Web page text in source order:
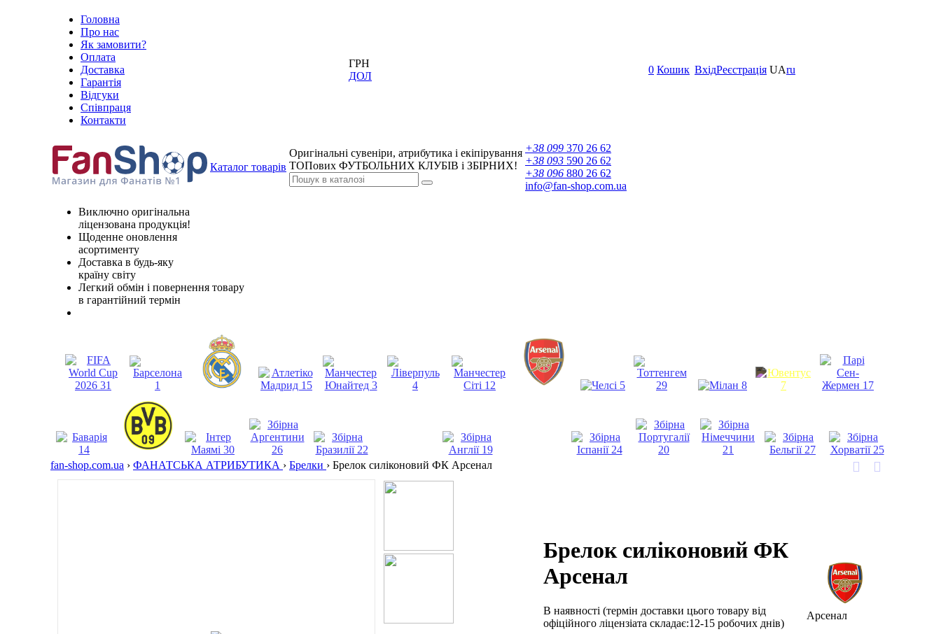
Головна
Про нас
Як замовити?
Оплата
Доставка
Гарантія
Відгуки
Співпраця
Контакти
ГРН
ДОЛ
0 Кошик ВхідРеєстрація UAru
Каталог товарів
Оригінальні сувеніри, атрибутика і екіпірування
ТОПових ФУТБОЛЬНИХ КЛУБІВ і ЗБІРНИХ!
+38 099 370 26 62
+38 093 590 26 62
+38 096 880 26 62
info@fan-shop.com.ua
Виключно оригінальна
ліцензована продукція!
Щоденне оновлення
асортименту
Доставка в будь-яку
країну світу
Легкий обмін і повернення товару
в гарантійний термін
fan-shop.com.ua › ФАНАТСЬКА АТРИБУТИКА › Брелки › Брелок силіконовий ФК Арсенал
Брелок силіконовий ФК
Арсенал
В наявності (термін доставки цього товару від
офіційного ліцензіата складає:12-15 робочих днів)
Арсенал